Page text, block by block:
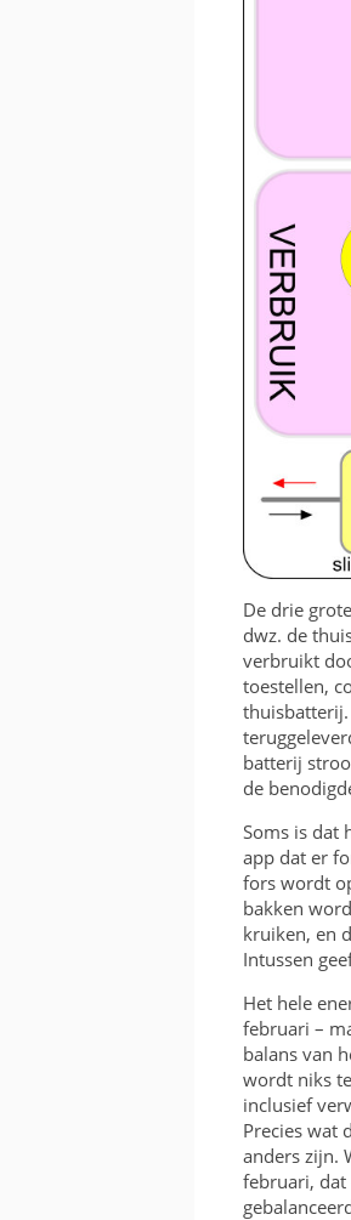
De drie
dwz. de
verbruikt
toestellen,
thuisbatterij.
batterij
de
Soms is dat
app dat er
fors wordt
bakken
kruiken, en
Intussen
Het hele
februari –
balans van
wordt niks
inclusief
Precies wat
anders zijn.
februari, dat